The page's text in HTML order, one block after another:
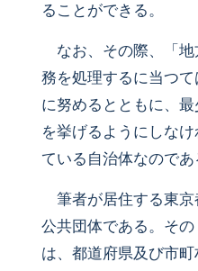
ることができる。
なお、その際、「地
務を処理するに当つ
に努めるとともに、
を挙げるようにしな
ている自治体なのであ
筆者が居住する東京
公共団体である。そ
は、都道府県及び市町